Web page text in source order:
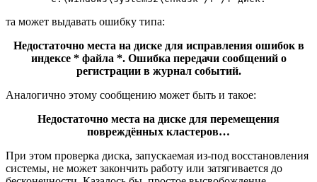
та может выдавать ошибку типа:
Недостаточно места на диске для исправления ошибок в
индексе * файла *. Ошибка передачи сообщений о
регистрации в журнал событий.
Аналогично этому сообщению может быть и такое:
Недостаточно места на диске для перемещения
повреждённых кластеров…
При этом проверка диска, запускаемая из-под восстановления
системы, не может закончить работу или затягивается до